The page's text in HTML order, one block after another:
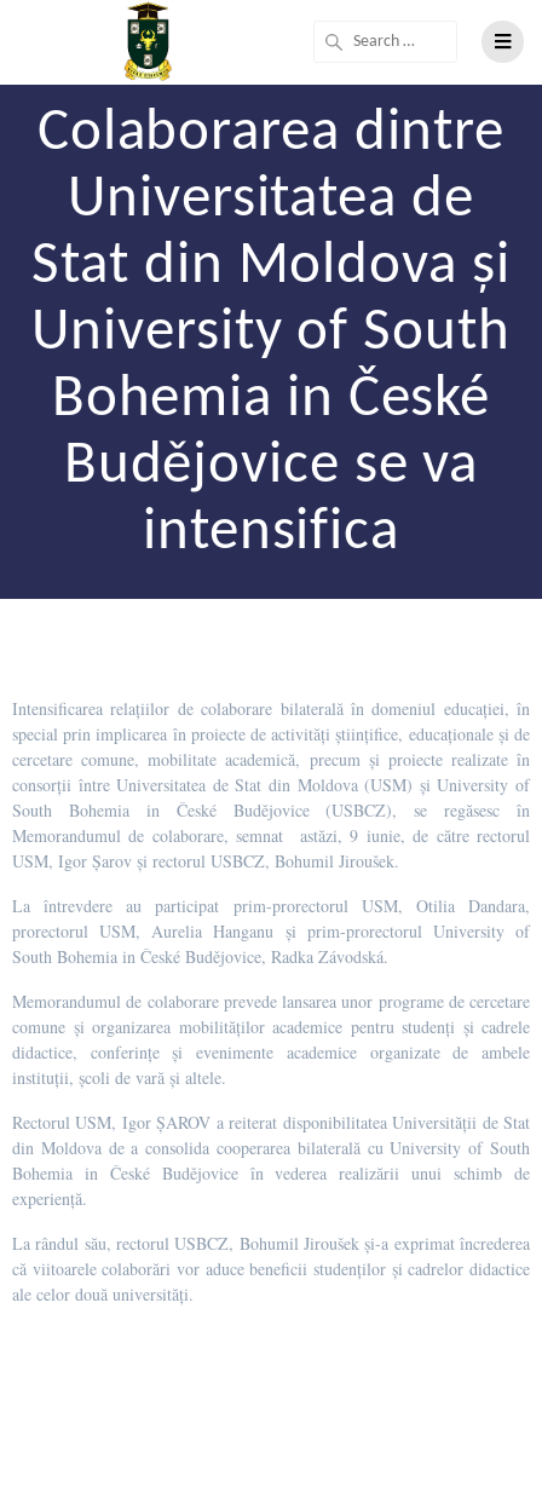
Colaborarea dintre
Universitatea de
Stat din Moldova și
University of South
Bohemia in České
Budějovice se va
intensifica
Intensificarea relațiilor de colaborare bilaterală în domeniul educației, în
special prin implicarea în proiecte de activități științifice, educaționale și de
cercetare comune, mobilitate academică, precum și proiecte realizate în
consorții între Universitatea de Stat din Moldova (USM) și University of
South Bohemia in České Budějovice (USBCZ), se regăsesc în
Memorandumul de colaborare, semnat astăzi, 9 iunie, de către rectorul
USM, Igor Șarov și rectorul USBCZ, Bohumil Jiroušek.
La întrevdere au participat prim-prorectorul USM, Otilia Dandara,
prorectorul USM, Aurelia Hanganu și prim-prorectorul University of
South Bohemia in České Budějovice, Radka Závodská.
Memorandumul de colaborare prevede lansarea unor programe de cercetare
comune și organizarea mobilităților academice pentru studenți și cadrele
didactice, conferințe și evenimente academice organizate de ambele
instituții, școli de vară și altele.
Rectorul USM, Igor ȘAROV a reiterat disponibilitatea Universității de Stat
din Moldova de a consolida cooperarea bilaterală cu University of South
Bohemia in České Budějovice în vederea realizării unui schimb de
experiență.
La rândul său, rectorul USBCZ, Bohumil Jiroušek și-a exprimat încrederea
că viitoarele colaborări vor aduce beneficii studenților și cadrelor didactice
ale celor două universități.